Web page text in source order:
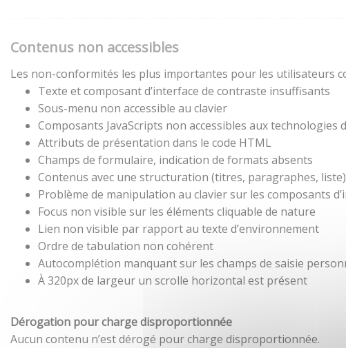
Contenus non accessibles
Les non-conformités les plus importantes pour les utilisateurs
Texte et composant d’interface de contraste insuffisants
Sous-menu non accessible au clavier
Composants JavaScripts non accessibles aux
Attributs de présentation dans le code HTML
Champs de formulaire, indication de formats absents
Contenus avec une structuration (titres, paragraphes,
Problème de manipulation au clavier sur les composants
Focus non visible sur les éléments cliquable de nature
Lien non visible par rapport au texte d’environnement
Ordre de tabulation non cohérent
Autocomplétion manquant sur les champs de saisie
À 320px de largeur un scrolle horizontal est présent
Dérogation pour charge disproportionnée
Aucun contenu n’est dérogé pour charge disproportionnée.